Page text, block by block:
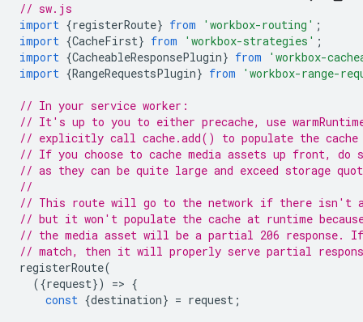
// sw.js
import {registerRoute} from 'workbox-routing' ;
import {CacheFirst} from 'workbox-strategies' ;
import {CacheableResponsePlugin} from
'workbox-
import {RangeRequestsPlugin} from 'workbox-range-
// In your service worker:
// It's up to you to either precache, use
// explicitly call cache.add() to populate the cache
// If you choose to cache media assets up front, do
// as they can be quite large and exceed storage
//
// This route will go to the network if there isn't a
// but it won't populate the cache at runtime
// the media asset will be a partial 206 response.
// match, then it will properly serve partial
registerRoute(
({request}) => {
const {destination} = request ;